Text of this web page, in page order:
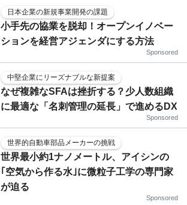
日本企業の新規事業開発の課題
小手先の協業を脱却！オープンイノベー
ションを経営アジェンダにする方法
Sponsored
中堅企業にリーズナブルな新提案
なぜ複雑なSFAは挫折する？少人数組織
に最適な「名刺管理の延長」で進めるDX
Sponsored
世界的自動車部品メーカーの挑戦
世界最小約1ナノメートル、アイシンの
｢空気から作る水｣に微粒子工学の専門家
が迫る
Sponsored